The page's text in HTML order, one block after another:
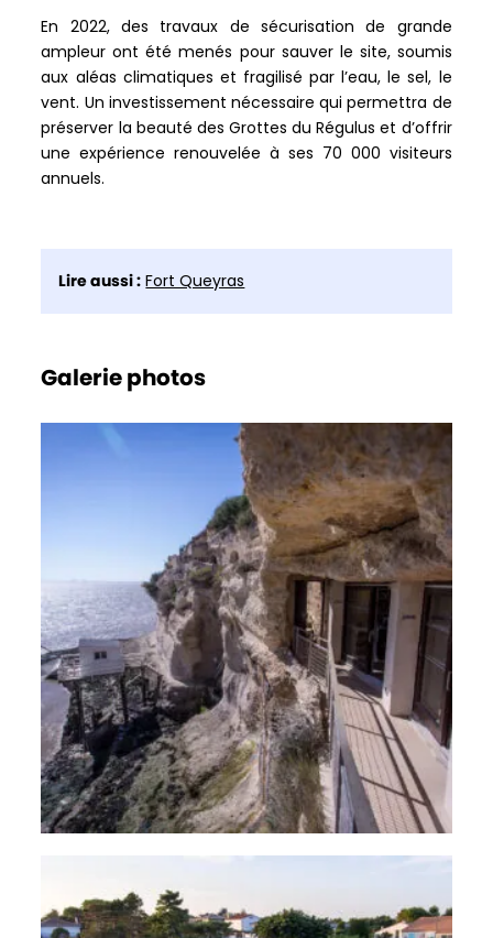
En 2022, des travaux de sécurisation de grande
ampleur ont été menés pour sauver le site, soumis
aux aléas climatiques et fragilisé par l’eau, le sel, le
vent. Un investissement nécessaire qui permettra de
préserver la beauté des Grottes du Régulus et d’offrir
une expérience renouvelée à ses 70 000 visiteurs
annuels.
Lire aussi : Fort Queyras
Galerie photos